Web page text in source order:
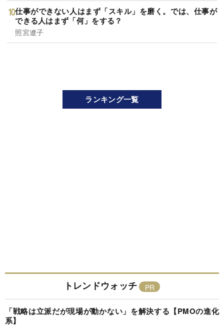
仕事ができない人はまず「スキル」を磨く。では、仕事が
できる人はまず「何」をする？
照宮遼子
ランキング一覧
トレンドウォッチ
「戦略は立派だが現場が動かない」を解決する【PMOの進化
系】